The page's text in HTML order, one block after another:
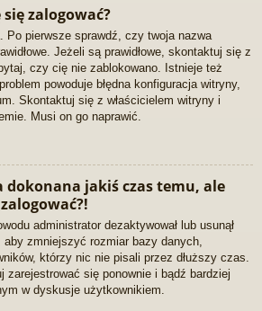
zalogować?
Po pierwsze sprawdź, czy twoja nazwa
Jeżeli są prawidłowe, skontaktuj się z
czy cię nie zablokowano. Istnieje też
powoduje błędna konfiguracja witryny,
Skontaktuj się z właścicielem witryny i
Musi on go naprawić.
dokonana jakiś czas temu, ale
administrator dezaktywował lub usunął
zmniejszyć rozmiar bazy danych,
którzy nic nie pisali przez dłuższy czas.
zarejestrować się ponownie i bądź bardziej
w dyskusje użytkownikiem.